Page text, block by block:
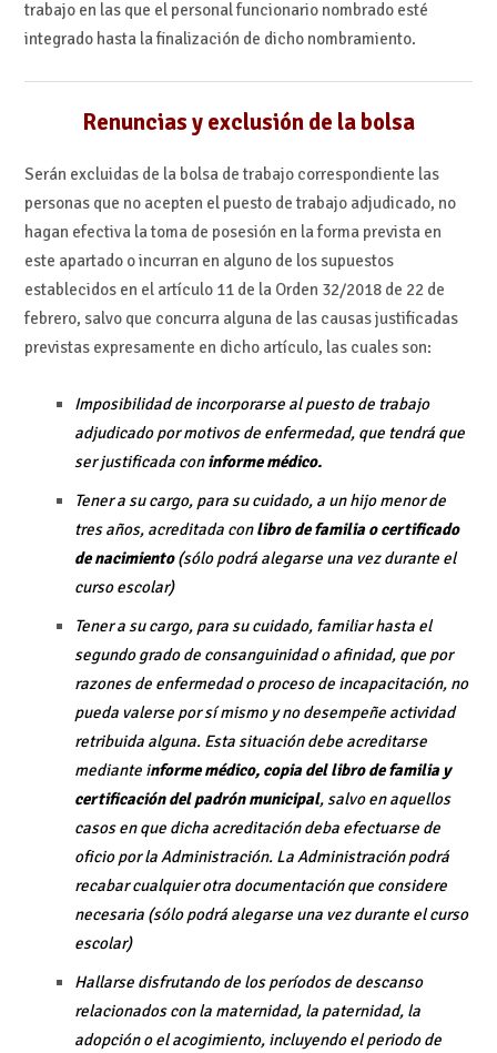
trabajo en las que el personal funcionario nombrado esté
integrado hasta la finalización de dicho nombramiento.
Renuncias y exclusión de la bolsa
Serán excluidas de la bolsa de trabajo correspondiente las
personas que no acepten el puesto de trabajo adjudicado, no
hagan efectiva la toma de posesión en la forma prevista en
este apartado o incurran en alguno de los supuestos
establecidos en el artículo 11 de la Orden 32/2018 de 22 de
febrero, salvo que concurra alguna de las causas justificadas
previstas expresamente en dicho artículo, las cuales son:
Imposibilidad de incorporarse al puesto de trabajo
adjudicado por motivos de enfermedad, que tendrá que
ser justificada coninforme médico.
Tener a su cargo, para su cuidado, a un hijo menor de
tres años, acreditada conlibro de familia o certificado
de nacimiento(sólo podrá alegarse una vez durante el
curso escolar)
Tener a su cargo, para su cuidado, familiar hasta el
segundo grado de consanguinidad o afinidad, que por
razones de enfermedad o proceso de incapacitación, no
pueda valerse por sí mismo y no desempeñe actividad
retribuida alguna. Esta situación debe acreditarse
mediante informe médico, copia del libro de familia y
certificación del padrón municipal, salvo en aquellos
casos en que dicha acreditación deba efectuarse de
oficio por la Administración. La Administración podrá
recabar cualquier otra documentación que considere
necesaria (sólo podrá alegarse una vez durante el curso
escolar)
Hallarse disfrutando de los períodos de descanso
relacionados con la maternidad, la paternidad, la
adopción o el acogimiento, incluyendo el periodo de